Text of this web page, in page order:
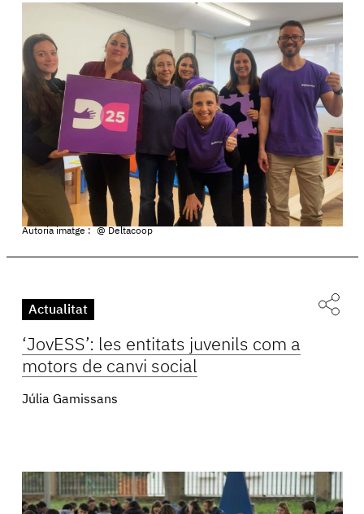
Autoria imatge : @ Deltacoop
Actualitat
‘JovESS’: les entitats juvenils com a
motors de canvi social
Júlia Gamissans